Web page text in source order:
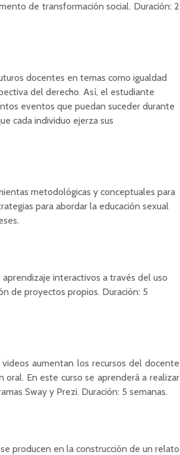
de transformación social. Duración: 2
docentes en temas como igualdad
del derecho. Así, el estudiante
eventos que puedan suceder durante
cada individuo ejerza sus
metodológicas y conceptuales para
para abordar la educación sexual
interactivos a través del uso
de proyectos propios. Duración: 5
aumentan los recursos del docente
oral. En este curso se aprenderá a realizar
Sway y Prezi. Duración: 5 semanas.
producen en la construcción de un relato